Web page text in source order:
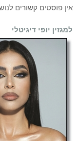
אין פוסטים קשורים
למגזין יופי דיגיטלי